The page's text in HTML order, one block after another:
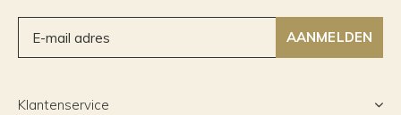
AANMELDEN
Klantenservice